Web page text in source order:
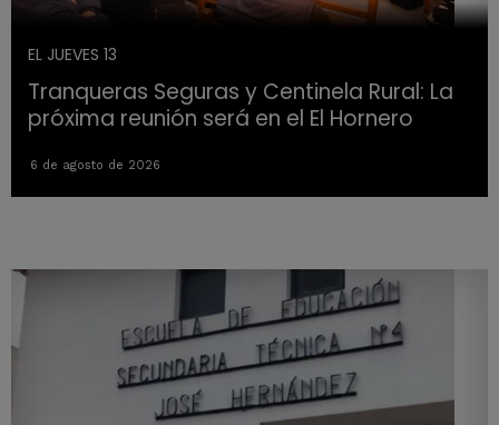
EL JUEVES 13
Tranqueras Seguras y Centinela Rural: La
próxima reunión será en el El Hornero
6 de agosto de 2026